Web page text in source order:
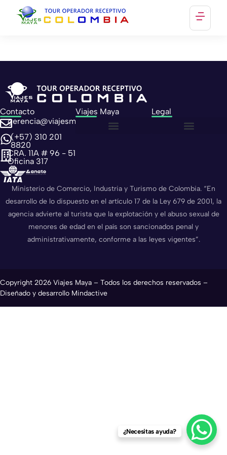
Contacto
Ver planes
Categoría:Plan
Contacto
gerencia@viajesmaya.com.co
(+57) 310 201
8820
CRA. 11A # 96 - 51
Oficina 317
Viajes Maya Legal
Ministerio de Comercio, Industria y Turismo de Colombia. “En
desarrollo de lo dispuesto en el artículo 17 de la Ley 679 de 2001, la
agencia advierte al turista que la explotación y el abuso sexual de
menores de edad en el país son sancionados penal y
administrativamente, conforme a las leyes vigentes”.
Copyright 2026 Viajes Maya – Todos los derechos reservados –
Diseñado y desarrollo Mindactive
¿Necesitas ayuda?